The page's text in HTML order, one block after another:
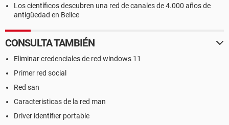
Los científicos descubren una red de canales de 4.000 años de
antigüedad en Belice
CONSULTA TAMBIÉN
Eliminar credenciales de red windows 11
Primer red social
Red san
Caracteristicas de la red man
Driver identifier portable